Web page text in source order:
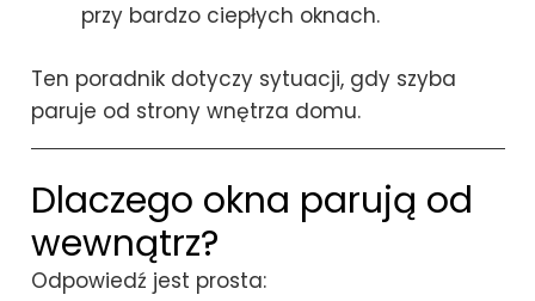
przy bardzo ciepłych oknach.
Ten poradnik dotyczy sytuacji, gdy szyba
paruje od strony wnętrza domu.
Dlaczego okna parują od
wewnątrz?
Odpowiedź jest prosta: